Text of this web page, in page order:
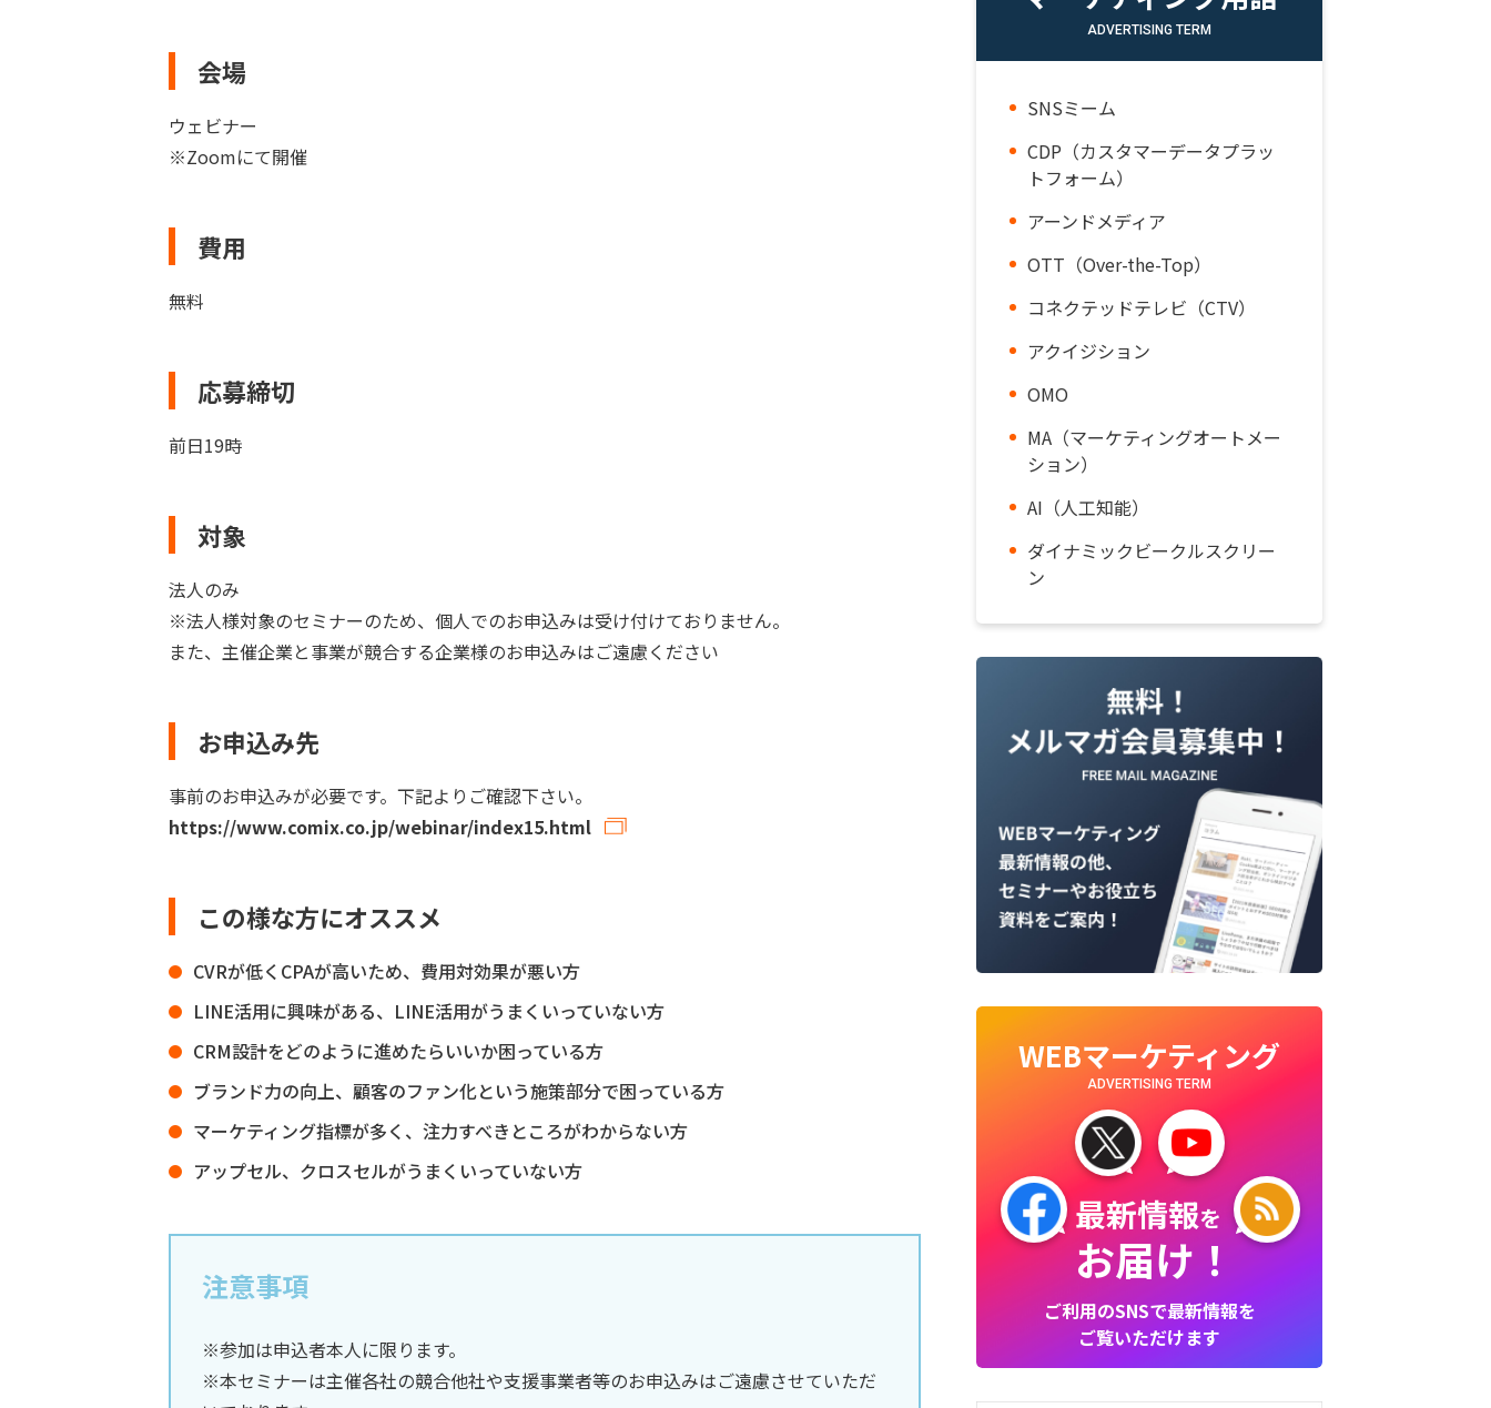
会場
ウェビナー
※Zoomにて開催
費用
無料
応募締切
前日19時
対象
法人のみ
※法人様対象のセミナーのため、個人でのお申込みは受け付けておりません。
また、主催企業と事業が競合する企業様のお申込みはご遠慮ください
お申込み先
事前のお申込みが必要です。下記よりご確認下さい。
https://www.comix.co.jp/webinar/index15.html
この様な方にオススメ
CVRが低くCPAが高いため、費用対効果が悪い方
LINE活用に興味がある、LINE活用がうまくいっていない方
CRM設計をどのように進めたらいいか困っている方
ブランド力の向上、顧客のファン化という施策部分で困っている方
マーケティング指標が多く、注力すべきところがわからない方
アップセル、クロスセルがうまくいっていない方
注意事項
※参加は申込者本人に限ります。
※本セミナーは主催各社の競合他社や支援事業者等のお申込みはご遠慮させていただ
ADVERTISING TERM
SNSミーム
CDP（カスタマーデータプラッ
トフォーム）
アーンドメディア
OTT（Over-the-Top）
コネクテッドテレビ（CTV）
アクイジション
OMO
MA（マーケティングオートメー
ション）
AI（人工知能）
ダイナミックビークルスクリー
ン
WEBマーケティング
ADVERTISING TERM
最新情報を
お届け！
ご利用のSNSで最新情報を
ご覧いただけます